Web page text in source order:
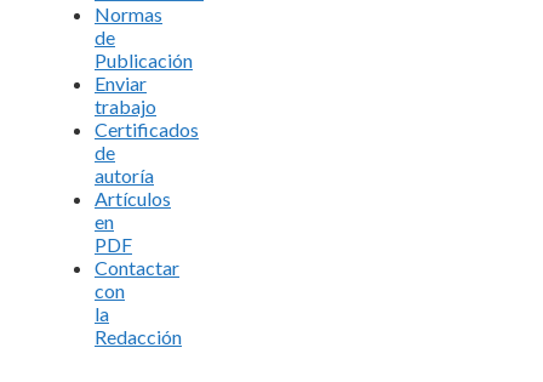
Normas
de
Publicación
Enviar
trabajo
Certificados
de
autoría
Artículos
en
PDF
Contactar
con
la
Redacción